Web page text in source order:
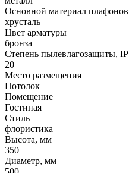
Основной материал плафонов
хрусталь
Цвет арматуры
бронза
Степень пылевлагозащиты, IP
20
Место размещения
Потолок
Помещение
Гостиная
Стиль
флористика
Высота, мм
350
Диаметр, мм